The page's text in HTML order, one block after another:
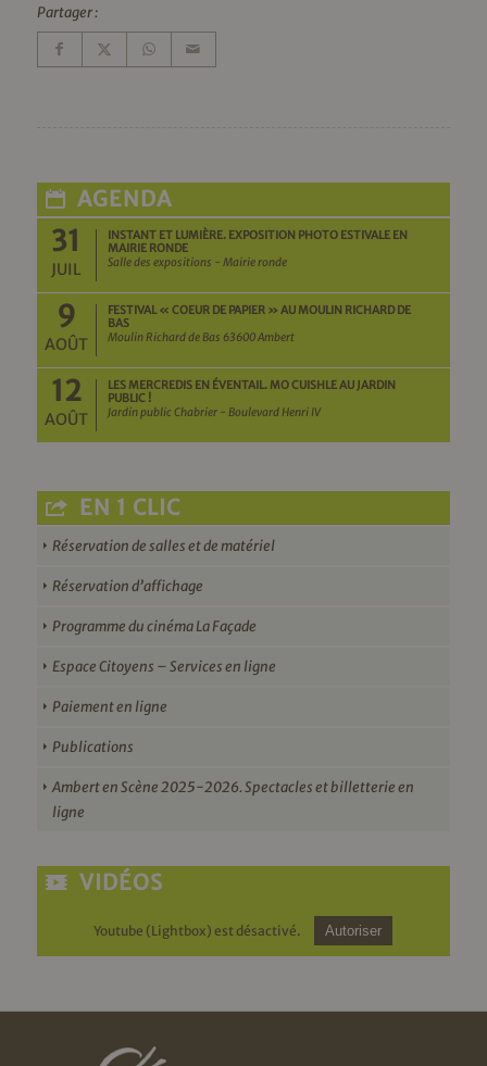
Partager :
AGENDA
31
JUIL
INSTANT ET LUMIÈRE. EXPOSITION PHOTO ESTIVALE EN
MAIRIE RONDE
Salle des expositions - Mairie ronde
9
AOÛT
FESTIVAL « COEUR DE PAPIER » AU MOULIN RICHARD DE
BAS
Moulin Richard de Bas 63600 Ambert
12
AOÛT
LES MERCREDIS EN ÉVENTAIL. MO CUISHLE AU JARDIN
PUBLIC !
Jardin public Chabrier - Boulevard Henri IV
EN 1 CLIC
Réservation de salles et de matériel
Réservation d’affichage
Programme du cinéma La Façade
Espace Citoyens – Services en ligne
Paiement en ligne
Publications
Ambert en Scène 2025-2026. Spectacles et billetterie en
ligne
VIDÉOS
Youtube (Lightbox) est désactivé. Autoriser